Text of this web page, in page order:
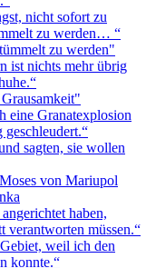
nicht sofort zu
zu werden… “
zu werden"
ist nichts mehr übrig
eine Granatexplosion
sagten, sie wollen
von Mariupol
haben,
verantworten müssen.“
weil ich den
konnte.“